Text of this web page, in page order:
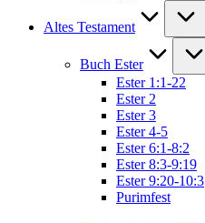
Altes Testament
Buch Ester
Ester 1:1-22
Ester 2
Ester 3
Ester 4-5
Ester 6:1-8:2
Ester 8:3-9:19
Ester 9:20-10:3
Purimfest